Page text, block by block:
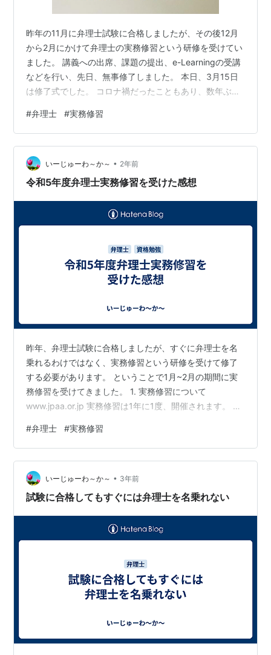
昨年の11月に弁理士試験に合格しましたが、その後12月
から2月にかけて弁理士の実務修習という研修を受けてい
ました。 講義への出席、課題の提出、e-Learningの受講
などを行い、先日、無事修了しました。 本日、3月15日
は修了式でした。 コロナ禍だったこともあり、数年ぶり
古屋、大阪に分かれており、私は東京会場に参加しまし
た。 東京会場は特許庁近くの弁理士会館での開催でし
た。 平日の夜(19時〜)の開催だったため、仕事や家庭の
都合で来られなかった人もいたかと思います。 東京での
修習生の参加者は120人ぐらいでした。 弁理士試験の合
#弁理士 #実務修習
いーじゅーわ～か～ • 2年前
令和5年度弁理士実務修習を受けた感想
昨年、弁理士試験に合格しましたが、すぐに弁理士を名
乗れるわけではなく、実務修習という研修を受けて修了
する必要があります。 ということで1月~2月の期間に実
務修習を受けてきました。 1. 実務修習について
www.jpaa.or.jp 実務修習は1年に1度、開催されます。 開
ら2月中旬までの期間に集合研修が行われます。 例年、
弁理士試験の合格発表が11月初旬にあった後、11月中旬
に申し込む必要があります。 申し込み期間は1週間程度し
かなく、その期間に申し込みを逃すとその年度の実務修
習は受けられないので注意が必要です。 受講料として約
#弁理士 #実務修習
いーじゅーわ～か～ • 3年前
試験に合格してもすぐには弁理士を名乗れない